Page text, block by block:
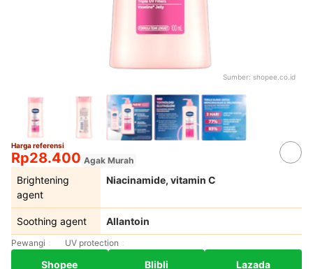
Sumber: shopee.co.id
Harga referensi
Rp28.400 Agak Murah
Brightening
agent
Niacinamide, vitamin C
Soothing agent Allantoin
Pewangi UV protection
Shopee Blibli Lazada